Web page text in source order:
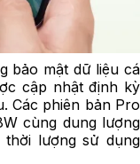
bảo mật dữ liệu cá
cập nhật định kỳ
Các phiên bản Pro
cùng dung lượng
thời lượng sử dụng